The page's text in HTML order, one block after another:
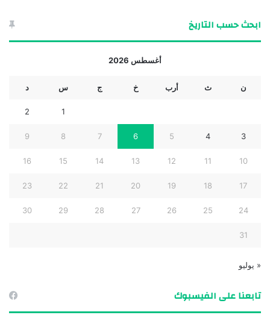
ابحث حسب التاريخ
أغسطس 2026
ن ث أرب خ ج س د
1
2
3
4
5
6
7
8
9
10
11
12
13
14
15
16
17
18
19
20
21
22
23
24
25
26
27
28
29
30
31
« يوليو
تابعنا على الفيسبوك